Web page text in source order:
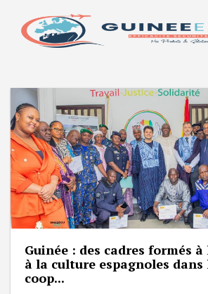
Guinée : des cadres formés
à la culture espagnoles dans
coop...